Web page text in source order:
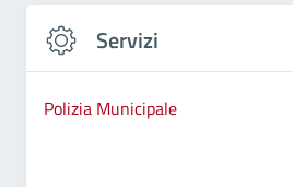
Servizi
Polizia Municipale